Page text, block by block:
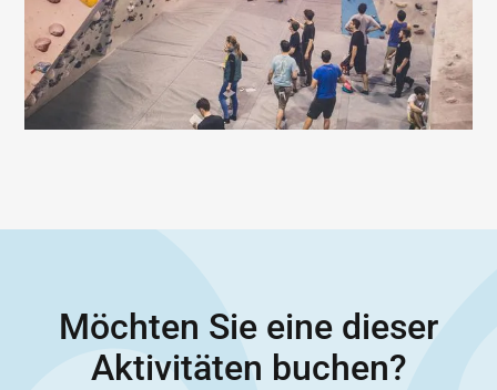
Möchten Sie eine dieser
Aktivitäten buchen?